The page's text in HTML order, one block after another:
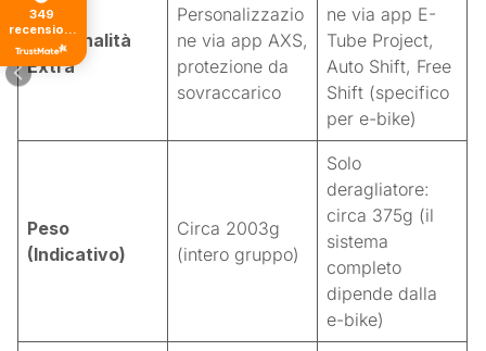
Funzionalità
Extra
Personalizzazio
ne via app AXS,
protezione da
sovraccarico
ne via app E-
Tube Project,
Auto Shift, Free
Shift (specifico
per e-bike)
Peso
(Indicativo)
Circa 2003g
(intero gruppo)
Solo
deragliatore:
circa 375g (il
sistema
completo
dipende dalla
e-bike)
349
recensioni
di tutti i
tempi